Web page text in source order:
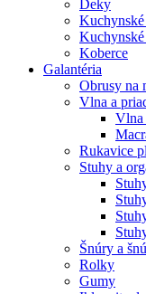
Deky
Kuchynské
Koberce
Galantéria
Obrusy na
Vlna a
Rukavice
Stuhy a
Šnúry a
Rolky
Gumy